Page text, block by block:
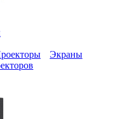
Экраны